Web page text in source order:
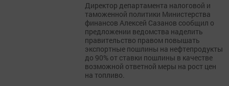
Директор департамента налоговой и
таможенной политики Министерства
финансов Алексей Сазанов сообщил о
предложении ведомства наделить
правительство правом повышать
экспортные пошлины на нефтепродукты
до 90% от ставки пошлины в качестве
возможной ответной меры на рост цен
на топливо.